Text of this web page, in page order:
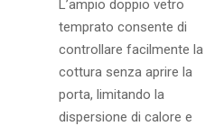
L’ampio doppio vetro
temprato consente di
controllare facilmente la
cottura senza aprire la
porta, limitando la
dispersione di calore e